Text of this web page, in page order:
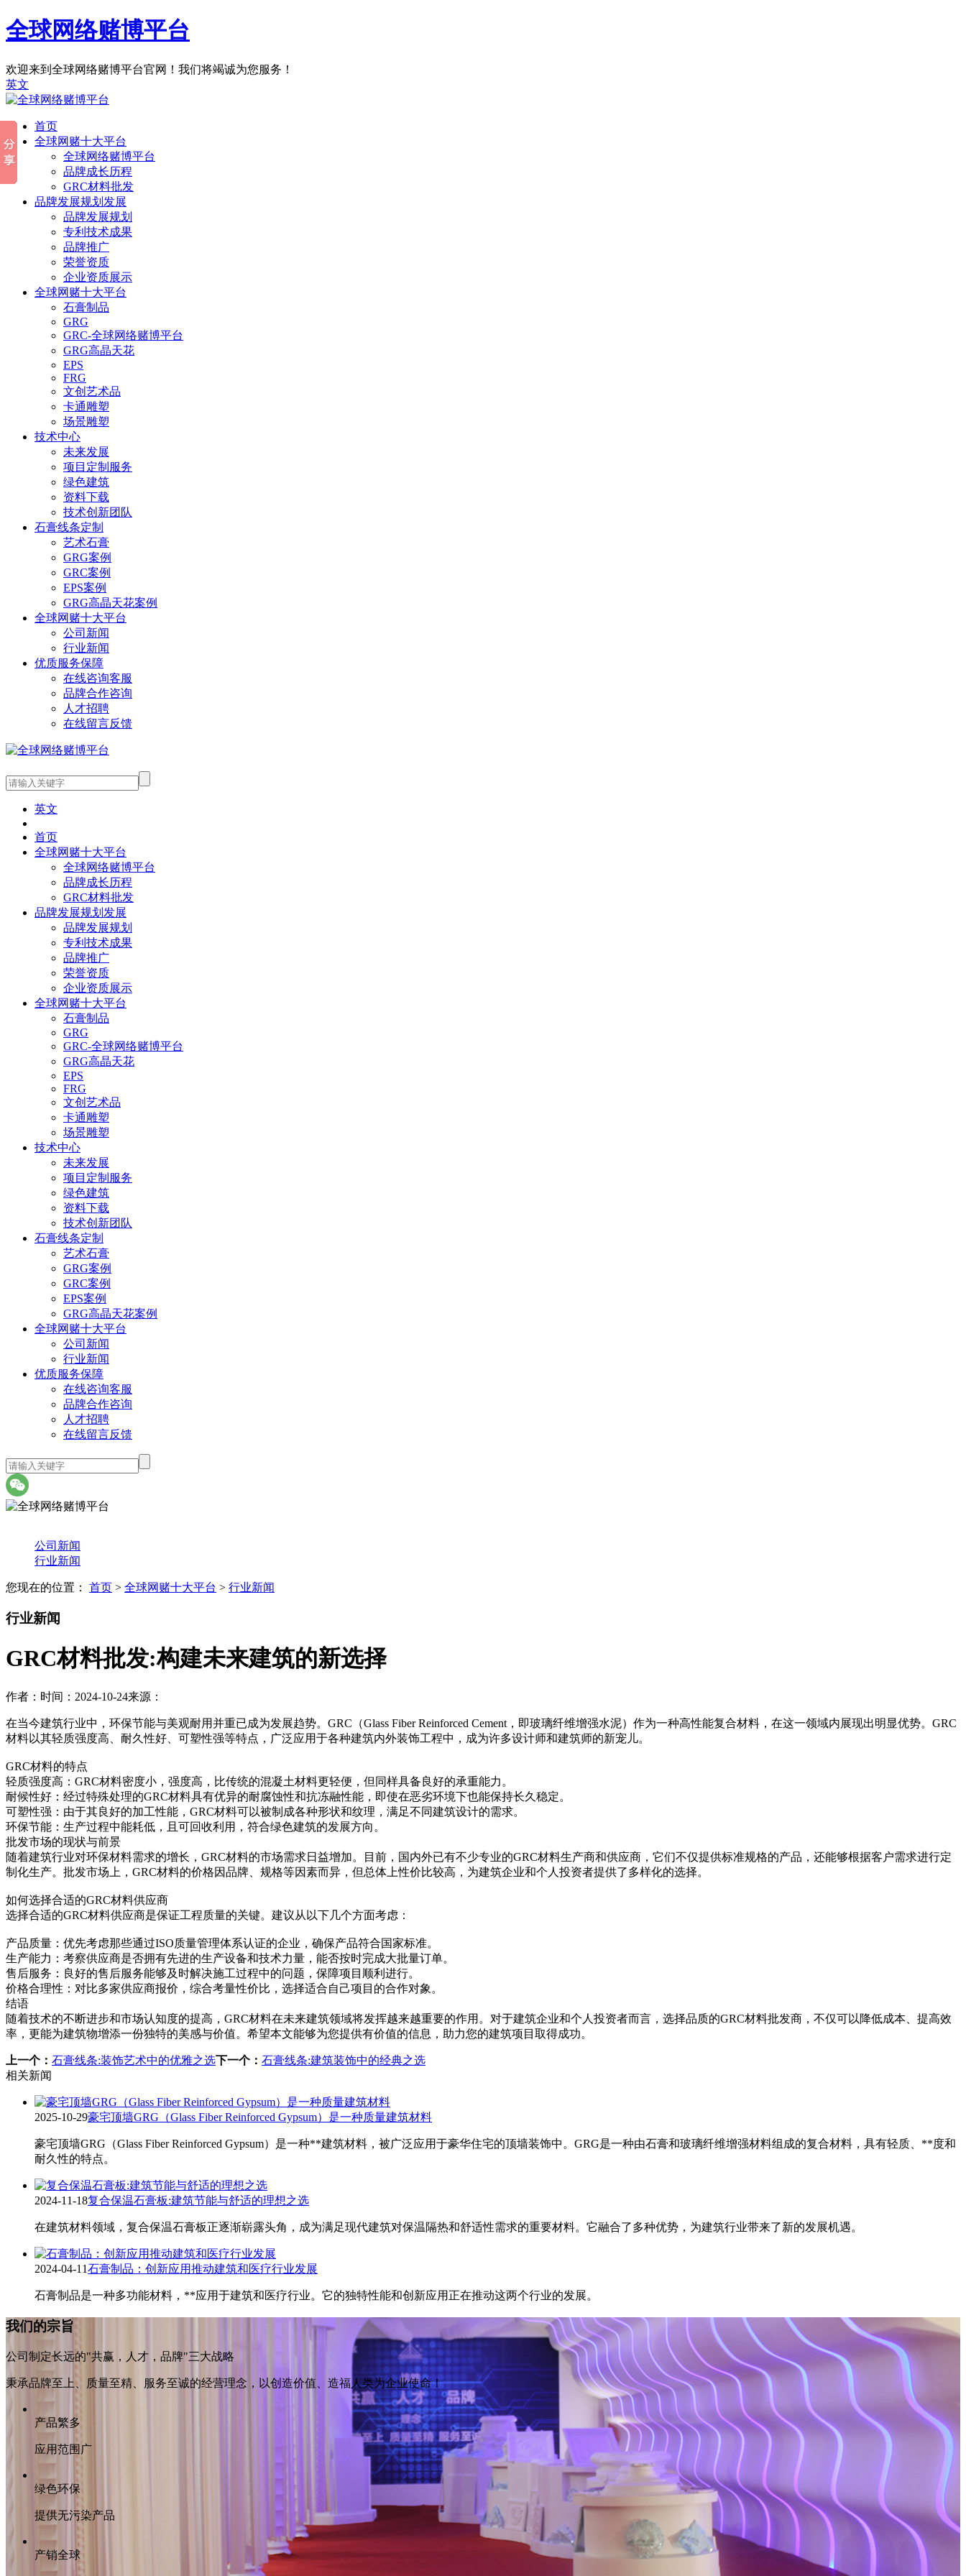
全球网络赌博平台
欢迎来到全球网络赌博平台官网！我们将竭诚为您服务！
英文
首页
全球网赌十大平台
全球网络赌博平台
品牌成长历程
GRC材料批发
品牌发展规划发展
品牌发展规划
专利技术成果
品牌推广
荣誉资质
企业资质展示
全球网赌十大平台
石膏制品
GRG
GRC-全球网络赌博平台
GRG高晶天花
EPS
FRG
文创艺术品
卡通雕塑
场景雕塑
技术中心
未来发展
项目定制服务
绿色建筑
资料下载
技术创新团队
石膏线条定制
艺术石膏
GRG案例
GRC案例
EPS案例
GRG高晶天花案例
全球网赌十大平台
公司新闻
行业新闻
优质服务保障
在线咨询客服
品牌合作咨询
人才招聘
在线留言反馈
英文
首页
全球网赌十大平台
全球网络赌博平台
品牌成长历程
GRC材料批发
品牌发展规划发展
品牌发展规划
专利技术成果
品牌推广
荣誉资质
企业资质展示
全球网赌十大平台
石膏制品
GRG
GRC-全球网络赌博平台
GRG高晶天花
EPS
FRG
文创艺术品
卡通雕塑
场景雕塑
技术中心
未来发展
项目定制服务
绿色建筑
资料下载
技术创新团队
石膏线条定制
艺术石膏
GRG案例
GRC案例
EPS案例
GRG高晶天花案例
全球网赌十大平台
公司新闻
行业新闻
优质服务保障
在线咨询客服
品牌合作咨询
人才招聘
在线留言反馈
公司新闻
行业新闻
您现在的位置： 首页 > 全球网赌十大平台 > 行业新闻
行业新闻
GRC材料批发:构建未来建筑的新选择
作者： 时间：2024-10-24来源：
在当今建筑行业中，环保节能与美观耐用并重已成为发展趋势。GRC（Glass Fiber Reinforced Cement，即玻璃纤维增强水泥）作为一种高性能复合材料，在这一领域内展现出明显优势。GRC
材料以其轻质强度高、耐久性好、可塑性强等特点，广泛应用于各种建筑内外装饰工程中，成为许多设计师和建筑师的新宠儿。
GRC材料的特点
轻质强度高：GRC材料密度小，强度高，比传统的混凝土材料更轻便，但同样具备良好的承重能力。
耐候性好：经过特殊处理的GRC材料具有优异的耐腐蚀性和抗冻融性能，即使在恶劣环境下也能保持长久稳定。
可塑性强：由于其良好的加工性能，GRC材料可以被制成各种形状和纹理，满足不同建筑设计的需求。
环保节能：生产过程中能耗低，且可回收利用，符合绿色建筑的发展方向。
批发市场的现状与前景
随着建筑行业对环保材料需求的增长，GRC材料的市场需求日益增加。目前，国内外已有不少专业的GRC材料生产商和供应商，它们不仅提供标准规格的产品，还能够根据客户需求进行定
制化生产。批发市场上，GRC材料的价格因品牌、规格等因素而异，但总体上性价比较高，为建筑企业和个人投资者提供了多样化的选择。
如何选择合适的GRC材料供应商
选择合适的GRC材料供应商是保证工程质量的关键。建议从以下几个方面考虑：
产品质量：优先考虑那些通过ISO质量管理体系认证的企业，确保产品符合国家标准。
生产能力：考察供应商是否拥有先进的生产设备和技术力量，能否按时完成大批量订单。
售后服务：良好的售后服务能够及时解决施工过程中的问题，保障项目顺利进行。
价格合理性：对比多家供应商报价，综合考量性价比，选择适合自己项目的合作对象。
结语
随着技术的不断进步和市场认知度的提高，GRC材料在未来建筑领域将发挥越来越重要的作用。对于建筑企业和个人投资者而言，选择品质的GRC材料批发商，不仅可以降低成本、提高效
率，更能为建筑物增添一份独特的美感与价值。希望本文能够为您提供有价值的信息，助力您的建筑项目取得成功。
上一个： 石膏线条:装饰艺术中的优雅之选 下一个： 石膏线条:建筑装饰中的经典之选
相关新闻
2025-10-29豪宅顶墙GRG（Glass Fiber Reinforced Gypsum）是一种质量建筑材料
豪宅顶墙GRG（Glass Fiber Reinforced Gypsum）是一种**建筑材料，被广泛应用于豪华住宅的顶墙装饰中。GRG是一种由石膏和玻璃纤维增强材料组成的复合材料，具有轻质、**度和
耐久性的特点。
2024-11-18复合保温石膏板:建筑节能与舒适的理想之选
在建筑材料领域，复合保温石膏板正逐渐崭露头角，成为满足现代建筑对保温隔热和舒适性需求的重要材料。它融合了多种优势，为建筑行业带来了新的发展机遇。
2024-04-11石膏制品：创新应用推动建筑和医疗行业发展
石膏制品是一种多功能材料，**应用于建筑和医疗行业。它的独特性能和创新应用正在推动这两个行业的发展。
我们的宗旨
公司制定长远的"共赢，人才，品牌"三大战略
秉承品牌至上、质量至精、服务至诚的经营理念，以创造价值、造福人类为企业使命！
产品繁多
应用范围广
绿色环保
提供无污染产品
产销全球